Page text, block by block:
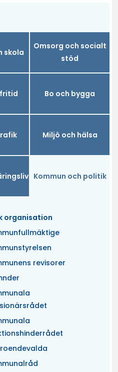
skola
Omsorg och socialt
stöd
Bo och bygga
Miljö och hälsa
Kommun och politik
organisation
revisorer